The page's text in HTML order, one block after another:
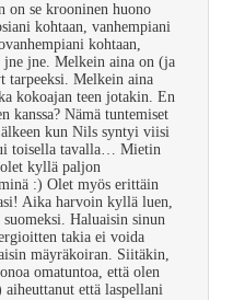
on se krooninen huono
kohtaan, vanhempiani
kohtaan,
jne jne. Melkein aina on (ja
tarpeeksi. Melkein aina
kokoajan teen jotakin. En
kanssa? Nämä tuntemiset
kun Nils syntyi viisi
toisella tavalla… Mietin
kyllä paljon
:) Olet myös erittäin
Aika harvoin kyllä luen,
Haluaisin sinun
takia ei voida
mäyräkoiran. Siitäkin,
omatuntoa, että olen
että laspellani